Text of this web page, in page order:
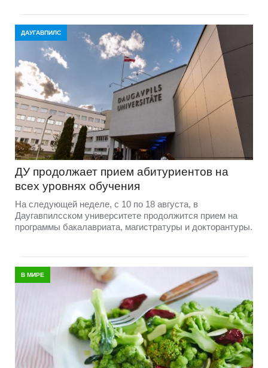
ДАУГАВПИЛС
ДУ продолжает прием абитуриентов на
всех уровнях обучения
На следующей неделе, с 10 по 18 августа, в
Даугавпилсском университете продолжится прием на
программы бакалавриата, магистратуры и докторантуры.
В МИРЕ